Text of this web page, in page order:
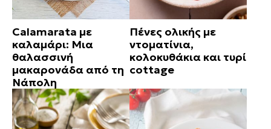
Calamarata με
καλαμάρι: Μια
θαλασσινή
μακαρονάδα από τη
Νάπολη
Πένες ολικής με
ντοματίνια,
κολοκυθάκια και τυρί
cottage